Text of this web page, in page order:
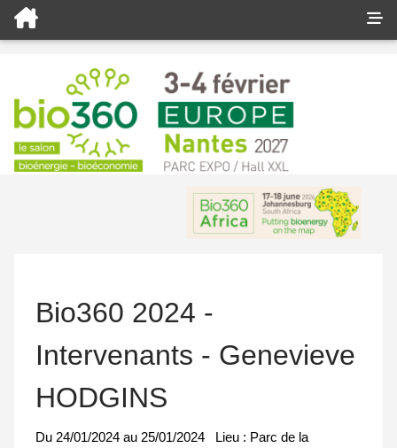
Bio360 2024 -
Intervenants - Genevieve
HODGINS
Du 24/01/2024 au 25/01/2024 Lieu : Parc de la